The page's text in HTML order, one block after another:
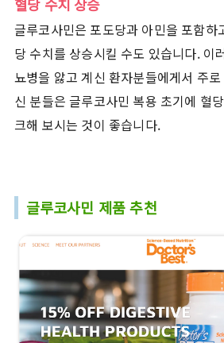
혈당 수치 상승
글루코사민은 포도당과 아민을 포함하
당 수치를 상승시킬 수도 있습니다. 이
뇨병을 앓고 계신 환자분들에게서 주
신 분들은 글루코사민 복용 초기에 혈
크해 보시는 것이 좋습니다.
글루코사민 제품 추천